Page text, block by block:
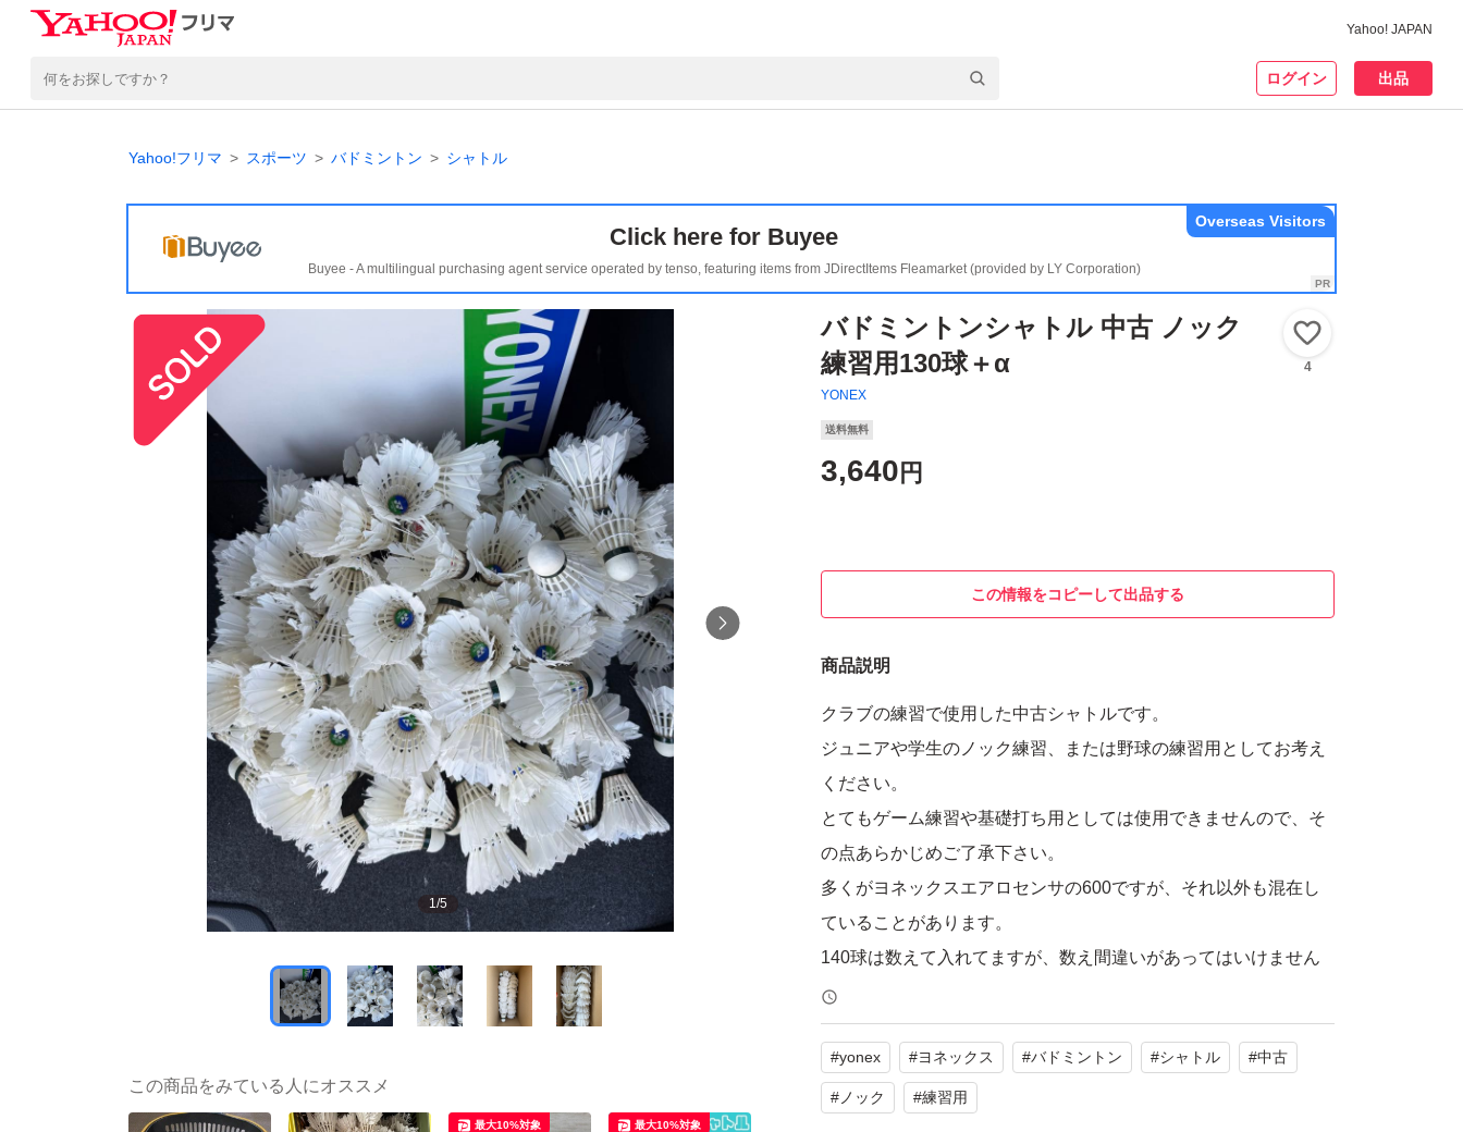
Yahoo! JAPAN
ログイン 出品
Yahoo!フリマ スポーツ バドミントン シャトル
Click here for Buyee
Buyee - A multilingual purchasing agent service operated by tenso, featuring items from JDirectItems Fleamarket (provided by LY Corporation)
Overseas Visitors
1/5
バドミントンシャトル 中古 ノック
練習用130球＋α
YONEX
4
送料無料
3,640 円
この情報をコピーして出品する
商品説明
クラブの練習で使用した中古シャトルです。
ジュニアや学生のノック練習、または野球の練習用としてお考え
ください。
とてもゲーム練習や基礎打ち用としては使用できませんので、そ
の点あらかじめご了承下さい。
多くがヨネックスエアロセンサの600ですが、それ以外も混在し
ていることがあります。
140球は数えて入れてますが、数え間違いがあってはいけません
ので、130球＋αとさせていただいております。
よろしくお願いいたします。
#yonex #ヨネックス #バドミントン #シャトル #中古
# ノック #練習用
この商品をみている人にオススメ
最大10%対象 最大10%対象